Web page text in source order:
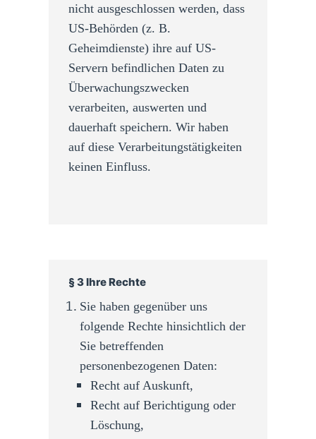
nicht ausgeschlossen werden, dass
US-Behörden (z. B.
Geheimdienste) ihre auf US-
Servern befindlichen Daten zu
Überwachungszwecken
verarbeiten, auswerten und
dauerhaft speichern. Wir haben
auf diese Verarbeitungstätigkeiten
keinen Einfluss.
§ 3 Ihre Rechte
Sie haben gegenüber uns
folgende Rechte hinsichtlich der
Sie betreffenden
personenbezogenen Daten:
Recht auf Auskunft,
Recht auf Berichtigung oder
Löschung,